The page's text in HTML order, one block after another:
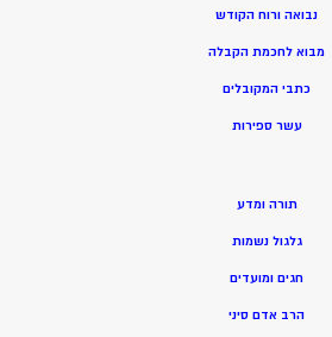
נבואה ורוח הקודש
מבוא לחכמת הקבלה
כתבי המקובלים
עשר ספירות
תורה ומדע
גלגול נשמות
חגים ומועדים
הרב אדם סיני